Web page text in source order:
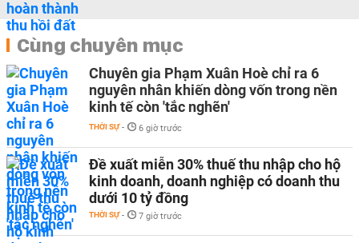
Cùng chuyên mục
Chuyên gia Phạm Xuân Hoè chỉ ra 6
nguyên nhân khiến dòng vốn trong nền
kinh tế còn 'tắc nghẽn'
THỜI SỰ - 6 giờ trước
Đề xuất miễn 30% thuế thu nhập cho hộ
kinh doanh, doanh nghiệp có doanh thu
dưới 10 tỷ đồng
THỜI SỰ - 7 giờ trước